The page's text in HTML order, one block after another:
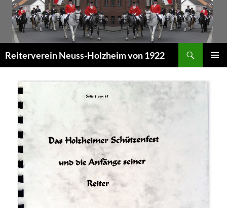
Zum
Inhalt
springen
Reiterverein Neuss-Holzheim von 1922